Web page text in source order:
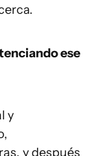
ese
y
y después